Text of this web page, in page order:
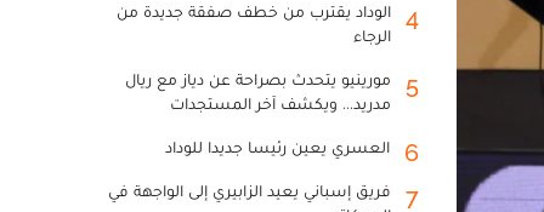
4
الوداد يقترب من خطف صفقة جديدة من
الرجاء
5
مورينيو يتحدث بصراحة عن دياز مع ريال
مدريد... ويكشف آخر المستجدات
6 العسري يعين رئيسا جديدا للوداد
7
فريق إسباني يعيد الزابيري إلى الواجهة في